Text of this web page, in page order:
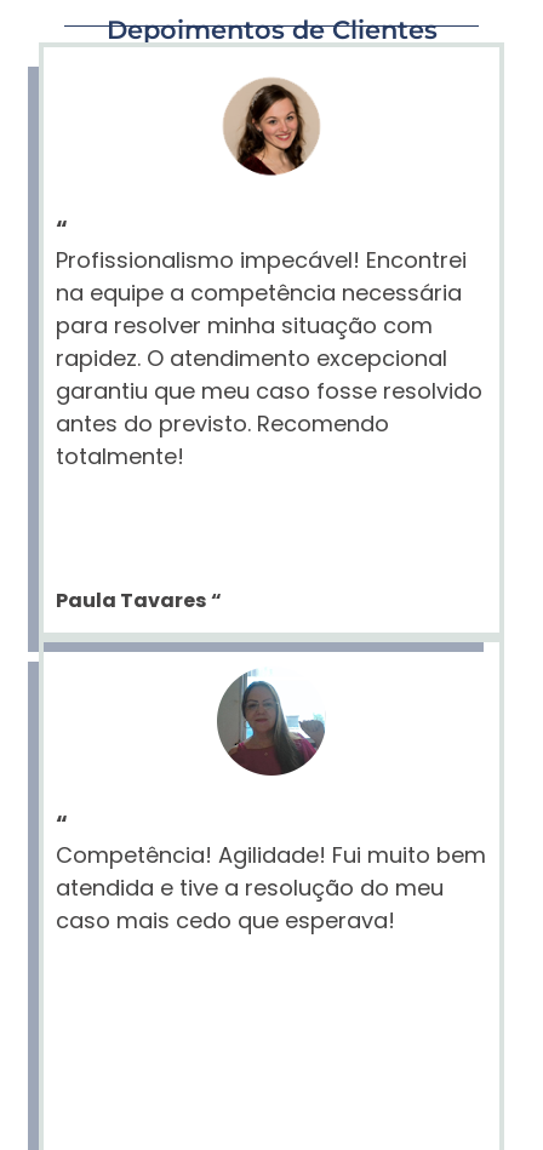
Depoimentos de Clientes
“
Profissionalismo impecável! Encontrei
na equipe a competência necessária
para resolver minha situação com
rapidez. O atendimento excepcional
garantiu que meu caso fosse resolvido
antes do previsto. Recomendo
totalmente!
Paula Tavares“
“
Competência! Agilidade! Fui muito bem
atendida e tive a resolução do meu
caso mais cedo que esperava!